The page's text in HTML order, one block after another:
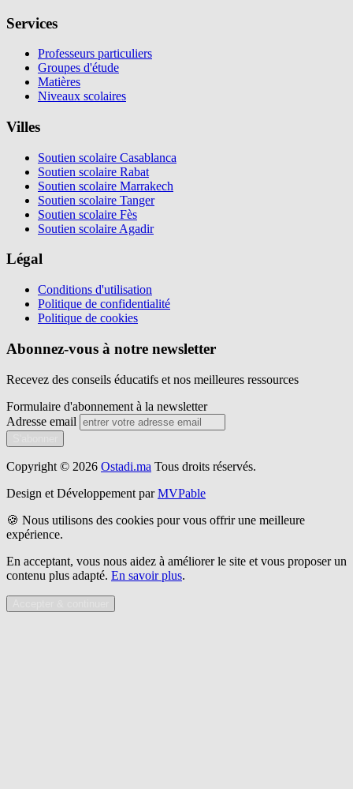
Services
Professeurs particuliers
Groupes d'étude
Matières
Niveaux scolaires
Villes
Soutien scolaire Casablanca
Soutien scolaire Rabat
Soutien scolaire Marrakech
Soutien scolaire Tanger
Soutien scolaire Fès
Soutien scolaire Agadir
Légal
Conditions d'utilisation
Politique de confidentialité
Politique de cookies
Abonnez-vous à notre newsletter
Recevez des conseils éducatifs et nos meilleures ressources
Formulaire d'abonnement à la newsletter
Adresse email
Copyright © 2026 Ostadi.ma Tous droits réservés.
Design et Développement par MVPable
🍪 Nous utilisons des cookies pour vous offrir une meilleure
expérience.
En acceptant, vous nous aidez à améliorer le site et vous proposer un
contenu plus adapté. En savoir plus.